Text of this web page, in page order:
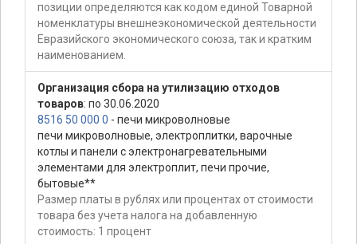
позиции определяются как кодом единой Товарной
номенклатуры внешнеэкономической деятельности
Евразийского экономического союза, так и кратким
наименованием.
Организация сбора на утилизацию отходов
товаров: по 30.06.2020
8516 50 000 0 - печи микроволновые
печи микроволновые, электроплитки, варочные
котлы и панели с электронагревательными
элементами для электроплит, печи прочие,
бытовые**
Размер платы в рублях или процентах от стоимости
товара без учета налога на добавленную
стоимость: 1 процент